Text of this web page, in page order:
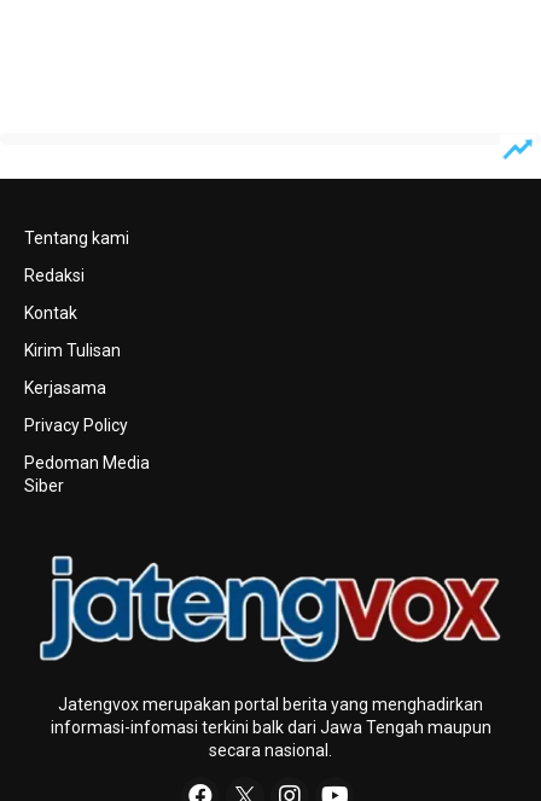
Tentang kami
Redaksi
Kontak
Kirim Tulisan
Kerjasama
Privacy Policy
Pedoman Media
Siber
Jatengvox merupakan portal berita yang menghadirkan
informasi-infomasi terkini baIk dari Jawa Tengah maupun
secara nasional.